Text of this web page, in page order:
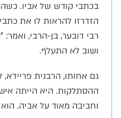
בכתבי קודש של אביו.
הזדרזו להראות לו את
רבי דובער, בן-הרבי, ואמר:
ושוב לא התעלף.
גם אחותו, הרבנית
ההסתלקות. היא הייתה
וחביבה מאוד על אביה.